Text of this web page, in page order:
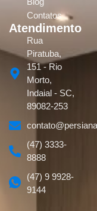
Contatos
Atendimento
Rua
Piratuba,
151 - Rio
Morto,
Indaial - SC,
89082-253
(47) 3333-
8888
(47) 9 9928-
9144